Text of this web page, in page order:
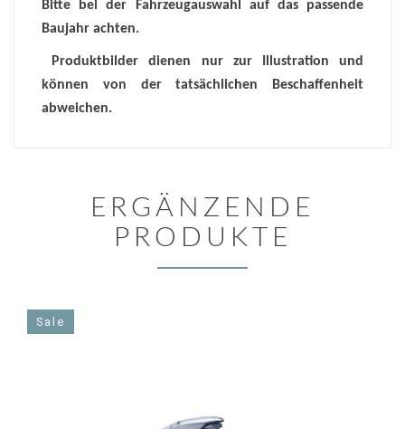
Bitte bei der Fahrzeugauswahl auf das passende
Baujahr achten.
Produktbilder dienen nur zur Illustration und
können von der tatsächlichen Beschaffenheit
abweichen.
ERGÄNZENDE
PRODUKTE
Sale